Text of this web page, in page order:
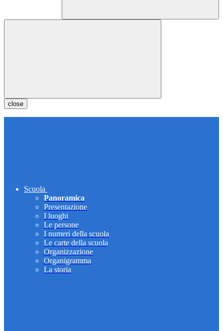
close
Scuola
Panoramica
Presentazione
I luoghi
Le persone
I numeri della scuola
Le carte della scuola
Organizzazione
Organigramma
La storia